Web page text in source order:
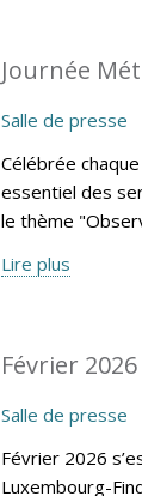
Journée
Salle de presse
Célébrée
essentiel des
le thème
Lire plus
Février
Salle de presse
Février 2026
Luxembourg-